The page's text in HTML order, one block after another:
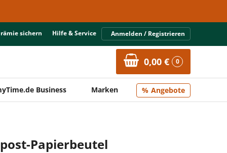
sichern Hilfe & Service Anmelden / Registrieren
0,00 € 0
Business Marken Angebote
Papierbeutel